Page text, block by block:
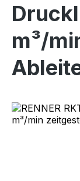
m³/
Bildergalerie